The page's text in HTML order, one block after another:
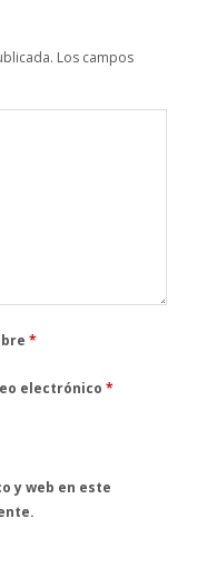
Los campos
*
electrónico*
y web en este